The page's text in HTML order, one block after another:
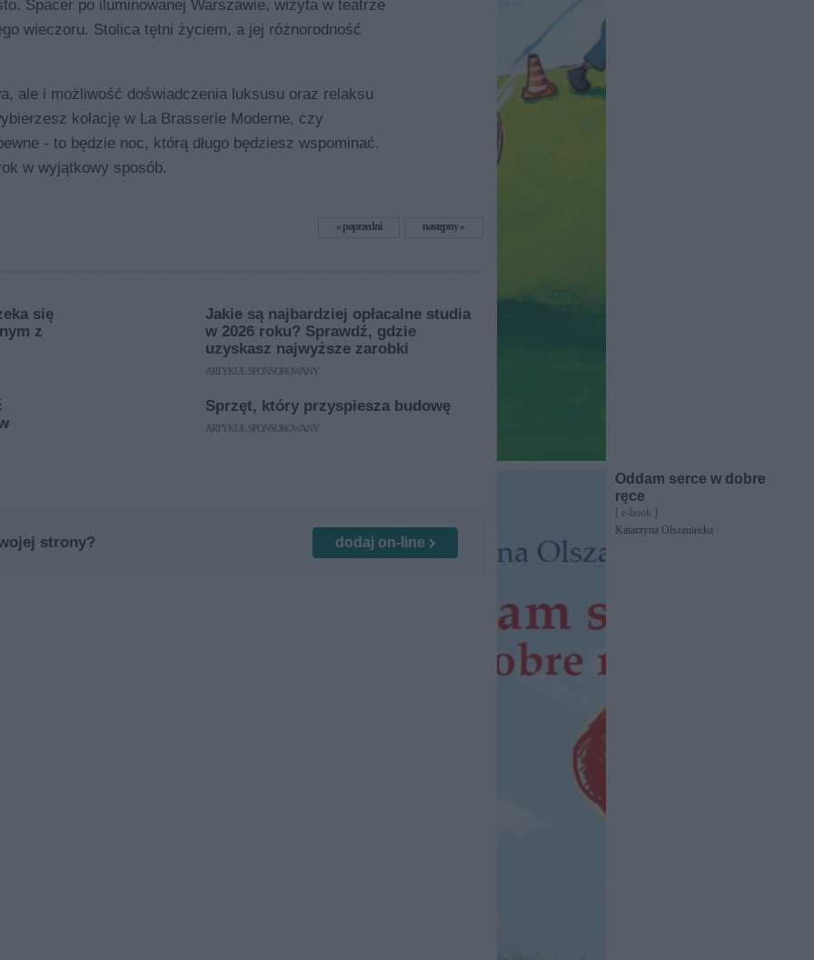
Spacer po iluminowanej Warszawie, wizyta w teatrze
wieczoru. Stolica tętni życiem, a jej różnorodność
ale i możliwość doświadczenia luksusu oraz relaksu
kolację w La Brasserie Moderne, czy
- to będzie noc, którą długo będziesz wspominać.
w wyjątkowy sposób.
poprzedni następny
się
z
Jakie są najbardziej opłacalne studia
w 2026 roku? Sprawdź, gdzie
uzyskasz najwyższe zarobki
ARTYKUŁ SPONSOROWANY
Sprzęt, który przyspiesza budowę
ARTYKUŁ SPONSOROWANY
strony? dodaj on-line
Oddam serce w dobre
ręce
[ e-book ]
Katarzyna Olszaniecka